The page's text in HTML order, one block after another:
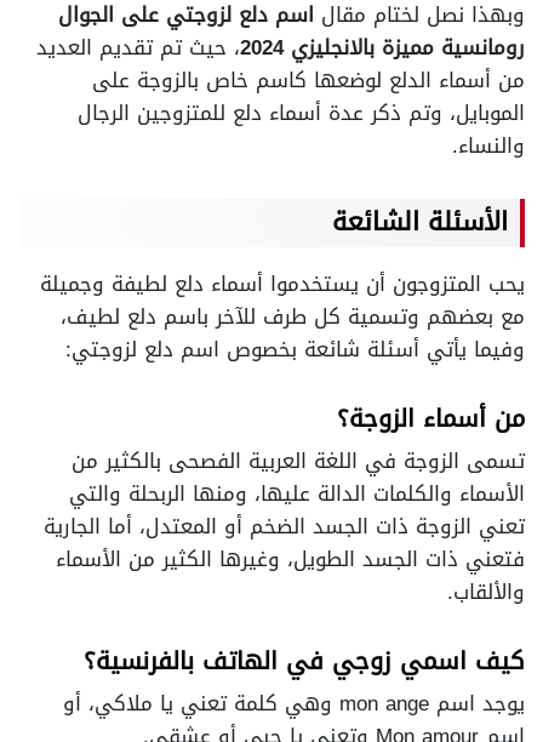
وبهذا نصل لختام مقال اسم دلع لزوجتي على الجوال
رومانسية مميزة بالانجليزي 2024
، حيث تم تقديم العديد
من أسماء الدلع لوضعها كاسم خاص بالزوجة على
الموبايل، وتم ذكر عدة أسماء دلع للمتزوجين الرجال
والنساء.
الأسئلة الشائعة
يحب المتزوجون أن يستخدموا أسماء دلع لطيفة وجميلة
مع بعضهم وتسمية كل طرف للآخر باسم دلع لطيف،
وفيما يأتي أسئلة شائعة بخصوص اسم دلع لزوجتي:
من أسماء الزوجة؟
تسمى الزوجة في اللغة العربية الفصحى بالكثير من
الأسماء والكلمات الدالة عليها، ومنها الربحلة والتي
تعني الزوجة ذات الجسد الضخم أو المعتدل، أما الجارية
فتعني ذات الجسد الطويل، وغيرها الكثير من الأسماء
والألقاب.
كيف اسمي زوجي في الهاتف بالفرنسية؟
يوجد اسم mon ange وهي كلمة تعني يا ملاكي، أو